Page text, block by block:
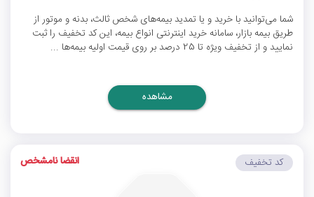
شما می‌توانید با خرید و یا تمدید بیمه‌های شخص ثالث، بدنه و موتور از
طریق بیمه بازار، سامانه خرید اینترنتی انواع بیمه، این کد تخفیف را ثبت
نمایید و از تخفیف ویژه تا 25 درصد بر روی قیمت اولیه بیمه‌ها ...
مشاهده
کد تخفیف انقضا نامشخص